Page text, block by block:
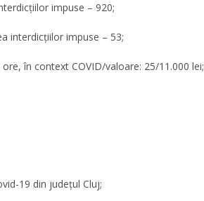
impuse – 920;
interdicțiilor impuse – 53;
în context COVID/valoare: 25/11.000 lei;
19 din județul Cluj;